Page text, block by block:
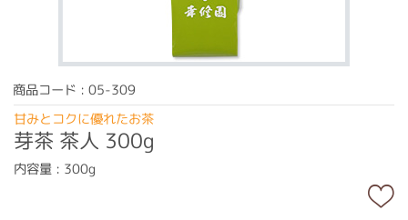
商品コード : 05-309
甘みとコクに優れたお茶
芽茶 茶人 300g
内容量 : 300g